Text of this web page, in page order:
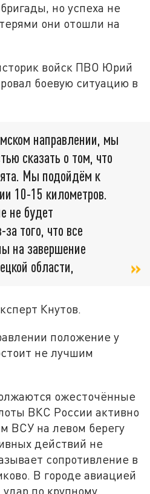
но успеха не
они отошли на
войск ПВО Юрий
боевую ситуацию в
направлении, мы
сказать о том, что
Мы подойдём к
10-15 километров.
не будет
того, что все
на завершение
области,
Кнутов.
положение у
не лучшим
ожесточённые
ВКС России активно
ВСУ на левом берегу
действий не
сопротивление в
В городе авиацией
по крупному